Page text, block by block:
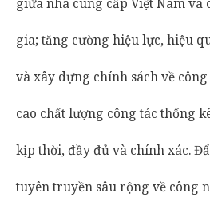
gia; tăng cường hiệu lực, hiệu
và xây dựng chính sách về
cao chất lượng công tác thống
kịp thời, đầy đủ và chính xác.
tuyên truyền sâu rộng về công